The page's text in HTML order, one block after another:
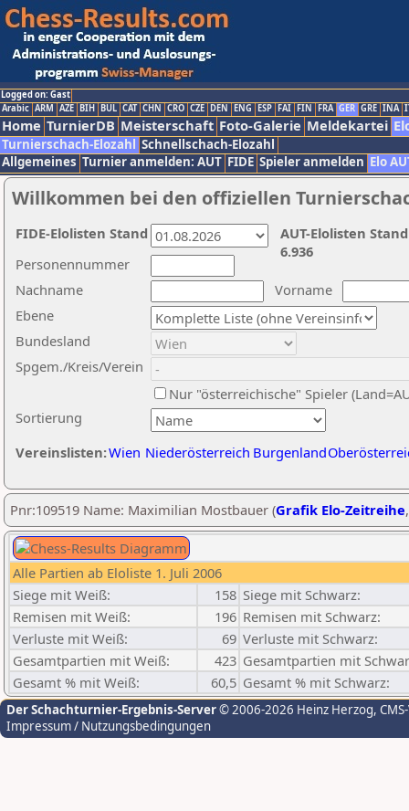
Logged on: Gast
Arabic ARM AZE BIH BUL CAT CHN CRO CZE DEN ENG ESP FAI FIN FRA GER GRE INA
Home TurnierDB Meisterschaft Foto-Galerie Meldekartei
Turnierschach-Elozahl Schnellschach-Elozahl
Allgemeines Turnier anmelden: AUT FIDE Spieler anmelden Elo
Willkommen bei den offiziellen
Nachname
Vorname
Ebene
Sortierung
Personennummer
Bundesland
Spgem./Kreis/Verein
Nur "österreichische" Spieler
Vereinslisten:Wien Niederösterreich Burgenland
AUT-Elolisten
6.936
FIDE-Elolisten Stand
Pnr:109519 Name: Maximilian Mostbauer (Grafik Elo-Zeitreihe
Alle Partien ab Eloliste 1. Juli 2006
Siege mit Weiß:
158 Siege mit Schwarz:
Remisen mit Weiß:
196 Remisen mit Schwarz:
Verluste mit Weiß:
69 Verluste mit Schwarz:
Gesamtpartien mit Weiß:
423 Gesamtpartien mit
Gesamt % mit Weiß:
60,5 Gesamt % mit Schwarz:
Der Schachturnier-Ergebnis-Server© 2006-2026 Heinz Herzog,
Impressum / Nutzungsbedingungen